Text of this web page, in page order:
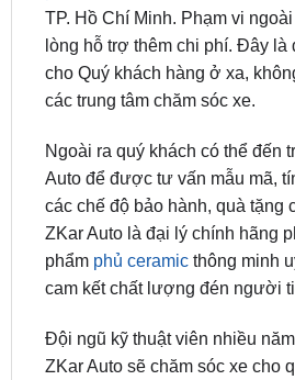
cho Quý khách hàng ở xa,
các trung tâm chăm sóc xe.
Ngoài ra quý khách có thể đến
các chế độ bảo hành, quà tặng
ZKar Auto là đại lý chính hãng
phẩmphủ ceramicthông minh
cam kết chất lượng đén người
Đội ngũ kỹ thuật viên nhiều năm
đáo và tận tâm nhất.